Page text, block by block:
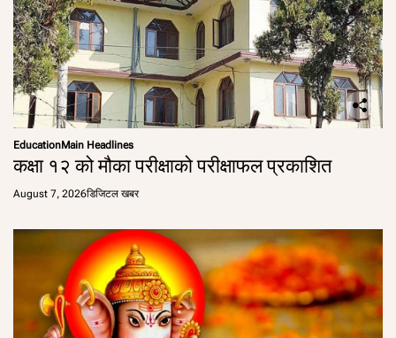
EducationMain Headlines
कक्षा १२ को मौका परीक्षाको परीक्षाफल प्रकाशित
August 7, 2026डिजिटल खबर